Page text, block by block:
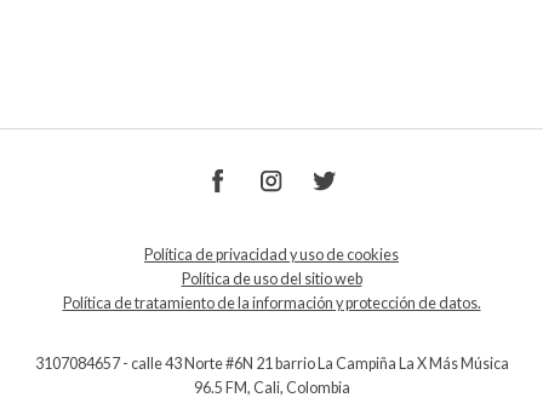
Política de privacidad y uso de cookies
Política de uso del sitio web
Política de tratamiento de la información y protección de datos.
3107084657 - calle 43 Norte #6N 21 barrio La Campiña La X Más Música
96.5 FM, Cali, Colombia